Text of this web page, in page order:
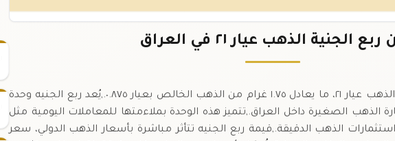
٢٩٨, ١٠٠ دينار
الجنية الذهب عيار ٢١ في العراق
ربع الجنيه الذهب = ٢ غرام من الذهب عيار ٢١، ما يعادل ١.٧٥ غرام من الذهب الخالص بعيار ٠.٨٧٥.,يُعد ربع الجنيه وحدة
الصغيرة داخل العراق.,تتميز هذه الوحدة بملاءمتها للمعاملات اليومية مثل
الذهب الدقيقة.,قيمة ربع الجنيه تتأثر مباشرة بأسعار الذهب الدولي، سعر